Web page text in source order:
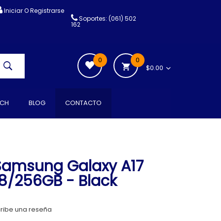
Iniciar O Registrarse
Soportes: (061) 502
162
0
$0.00
0
BLOG CONTACTO
Galaxy A17
8/256GB - Black
una reseña